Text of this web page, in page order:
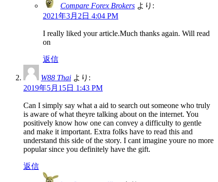
Compare Forex Brokers より:
2021年3月2日 4:04 PM
I really liked your article.Much thanks again. Will read
on
返信
W88 Thai より:
2019年5月15日 1:43 PM
Can I simply say what a aid to search out someone who truly
is aware of what theyre talking about on the internet. You
positively know how one can convey a difficulty to gentle
and make it important. Extra folks have to read this and
understand this side of the story. I cant imagine youre no more
popular since you definitely have the gift.
返信